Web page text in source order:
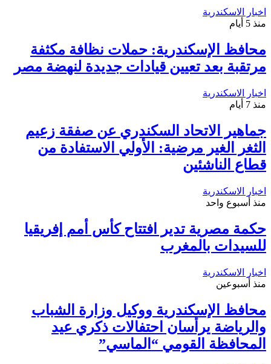
اخبار الاسكندرية
منذ 5 أيام
محافظ الإسكندرية: حملات نظافة مكثفة
مرتقبة بعد تعيين قيادات جديدة لنهضة مصر
اخبار الاسكندرية
منذ 7 أيام
جماهير الاتحاد السكندري عن صفقة زعيم
الثغر الغير مرضية: الأولي الاستفادة من
قطاع الناشئين
اخبار الاسكندرية
منذ أسبوع واحد
حكمة مصرية تدير افتتاح كأس أمم إفريقيا
للسيدات بالمغرب
اخبار الاسكندرية
منذ أسبوعين
محافظ الإسكندرية ووكيل وزارة الشباب
والرياضة يرأسان احتفالات ذكري عيد
المحافظة القومي “الماسي”